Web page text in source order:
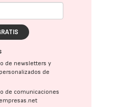
de newsletters y
de
de comunicaciones